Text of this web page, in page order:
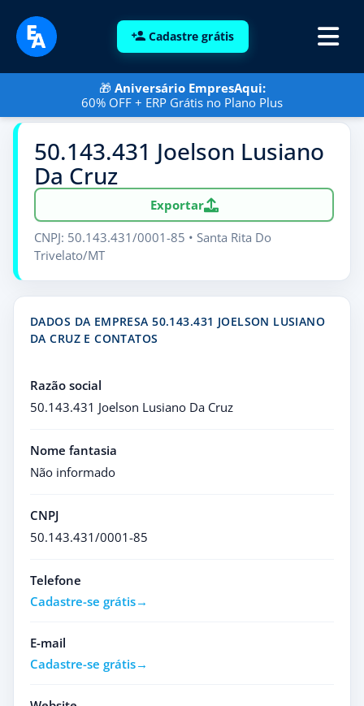
Cadastre grátis
🎁 Aniversário EmpresAqui:
60% OFF + ERP Grátis no Plano Plus
50.143.431 Joelson Lusiano
Da Cruz
Exportar
CNPJ: 50.143.431/0001-85 • Santa Rita Do
Trivelato/MT
DADOS DA EMPRESA 50.143.431 JOELSON LUSIANO
DA CRUZ E CONTATOS
Razão social
50.143.431 Joelson Lusiano Da Cruz
Nome fantasia
Não informado
CNPJ
50.143.431/0001-85
Telefone
Cadastre-se grátis
E-mail
Cadastre-se grátis